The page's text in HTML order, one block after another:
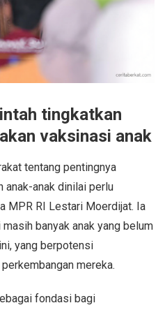
tingkatkan
vaksinasi anak
tentang pentingnya
anak-anak dinilai perlu
MPR RI Lestari Moerdijat. Ia
banyak anak yang belum
yang berpotensi
mereka.
fondasi bagi